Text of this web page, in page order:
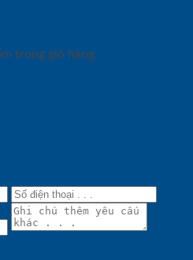
trong giỏ hàng.